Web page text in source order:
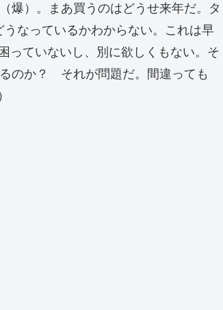
爆）。まあ買うのはどうせ来年だ。タ
なっているかわからない。これは早
っていないし、別に欲しくもない。そ
のか？ それが問題だ。間違っても